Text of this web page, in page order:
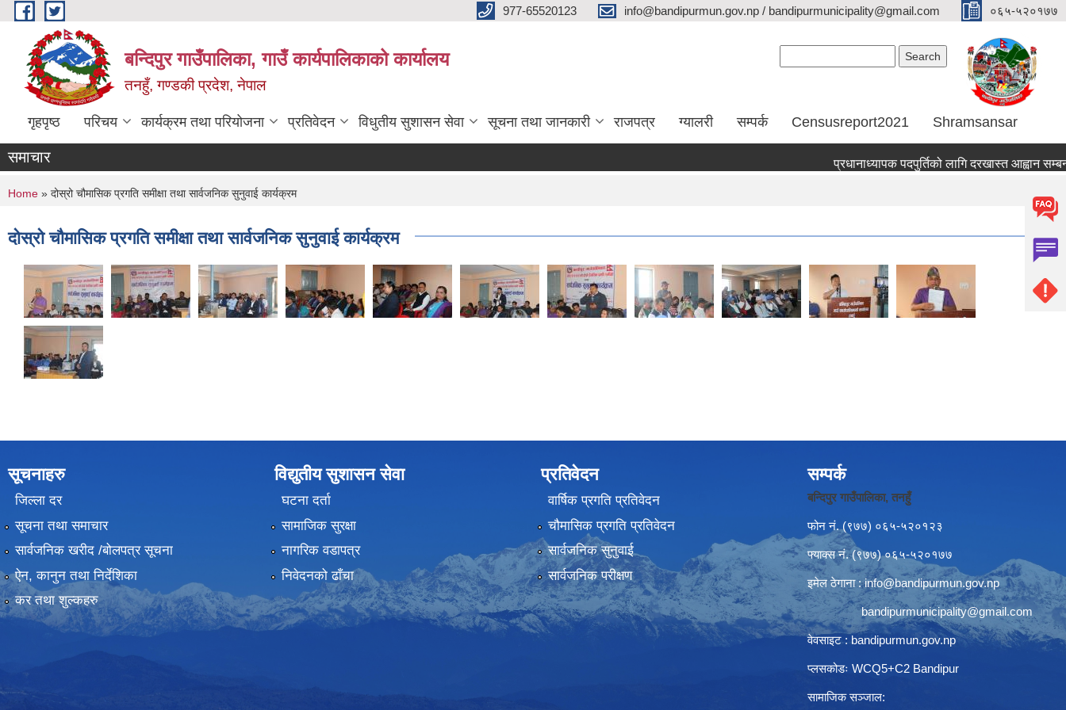
Skip to main content 977-65520123 info@bandipurmun.gov.np / bandipurmunicipality@gmail.com ०६५-५२०१७७
बन्दिपुर गाउँपालिका, गाउँ कार्यपालिकाको कार्यालय
तनहुँ, गण्डकी प्रदेश, नेपाल
गृहपृष्ठ परिचय कार्यक्रम तथा परियोजना प्रतिवेदन विधुतीय सुशासन सेवा सूचना तथा जानकारी राजपत्र ग्यालरी सम्पर्क Censusreport2021 Shramsansar
समाचार प्रधानाध्यापक पदपुर्तिको लागि दरखास्त आह्वान
You are here
Home » दोस्रो चौमासिक प्रगति समीक्षा तथा सार्वजनिक सुनुवाई कार्यक्रम
दोस्रो चौमासिक प्रगति समीक्षा तथा सार्वजनिक सुनुवाई कार्यक्रम
सूचनाहरु
जिल्ला दर
सूचना तथा समाचार
सार्वजनिक खरीद /बोलपत्र सूचना
ऐन, कानुन तथा निर्देशिका
कर तथा शुल्कहरु
विद्युतीय सुशासन सेवा
घटना दर्ता
सामाजिक सुरक्षा
नागरिक वडापत्र
निवेदनको ढाँचा
प्रतिवेदन
वार्षिक प्रगति प्रतिवेदन
चौमासिक प्रगति प्रतिवेदन
सार्वजनिक सुनुवाई
सार्वजनिक परीक्षण
सम्पर्क
बन्दिपुर गाउँपालिका, तनहुँ
फोन नं‍. (९७७) ०६५-५२०१२३
फ्याक्स नं. (९७७) ०६५-५२०१७७
इमेल ठेगाना :info@bandipurmun.gov.np
bandipurmunicipality@gmail.com
वेवसाइट : bandipurmun.gov.np
प्लसकोडः WCQ5+C2 Bandipur
सामाजिक सञ्जाल: